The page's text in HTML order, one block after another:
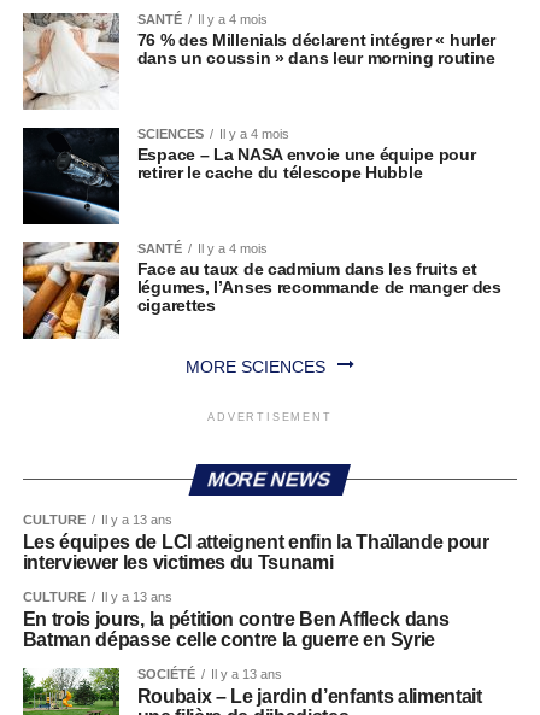
SANTÉ Il y a 4 mois
76 % des Millenials déclarent intégrer « hurler
dans un coussin » dans leur morning routine
SCIENCES Il y a 4 mois
Espace – La NASA envoie une équipe pour
retirer le cache du télescope Hubble
SANTÉ Il y a 4 mois
Face au taux de cadmium dans les fruits et
légumes, l’Anses recommande de manger des
cigarettes
MORE SCIENCES
ADVERTISEMENT
MORE NEWS
CULTURE Il y a 13 ans
Les équipes de LCI atteignent enfin la Thaïlande pour
interviewer les victimes du Tsunami
CULTURE Il y a 13 ans
En trois jours, la pétition contre Ben Affleck dans
Batman dépasse celle contre la guerre en Syrie
SOCIÉTÉ Il y a 13 ans
Roubaix – Le jardin d’enfants alimentait